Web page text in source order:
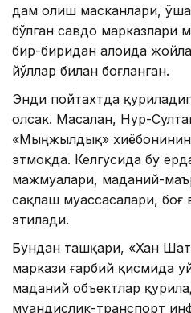
дам олиш масканлари, ўша
бўлган савдо марказлари
бир-биридан алоҳида
йўллар билан боғланган.
Энди пойтахтда
олсак. Масалан, Нур-
«Мыңжылдық»
этмоқда. Келгусида бу
мажмуалари, маданий-
сақлаш муассасалари, боғ
этилади.
Бундан ташқари, «Хан
маркази ғарбий қисмида
маданий объектлар
муҳандислик-транспорт